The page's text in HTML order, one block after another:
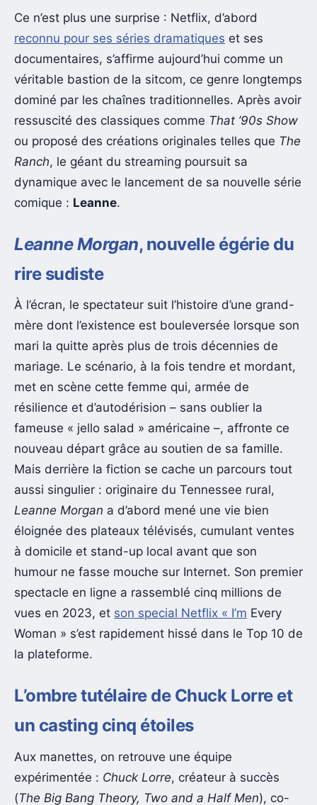
Ce n’est plus une surprise : Netflix, d’abord
reconnu pour ses séries dramatiques et ses
documentaires, s’affirme aujourd’hui comme un
véritable bastion de la sitcom, ce genre longtemps
dominé par les chaînes traditionnelles. Après avoir
ressuscité des classiques comme That ’90s Show
ou proposé des créations originales telles que The
Ranch, le géant du streaming poursuit sa
dynamique avec le lancement de sa nouvelle série
comique : Leanne.
Leanne Morgan, nouvelle égérie du
rire sudiste
À l’écran, le spectateur suit l’histoire d’une grand-
mère dont l’existence est bouleversée lorsque son
mari la quitte après plus de trois décennies de
mariage. Le scénario, à la fois tendre et mordant,
met en scène cette femme qui, armée de
résilience et d’autodérision – sans oublier la
fameuse « jello salad » américaine –, affronte ce
nouveau départ grâce au soutien de sa famille.
Mais derrière la fiction se cache un parcours tout
aussi singulier : originaire du Tennessee rural,
Leanne Morgan a d’abord mené une vie bien
éloignée des plateaux télévisés, cumulant ventes
à domicile et stand-up local avant que son
humour ne fasse mouche sur Internet. Son premier
spectacle en ligne a rassemblé cinq millions de
vues en 2023, et son special Netflix « I’m Every
Woman » s’est rapidement hissé dans le Top 10 de
la plateforme.
L’ombre tutélaire de Chuck Lorre et
un casting cinq étoiles
Aux manettes, on retrouve une équipe
expérimentée : Chuck Lorre, créateur à succès
(The Big Bang Theory, Two and a Half Men), co-